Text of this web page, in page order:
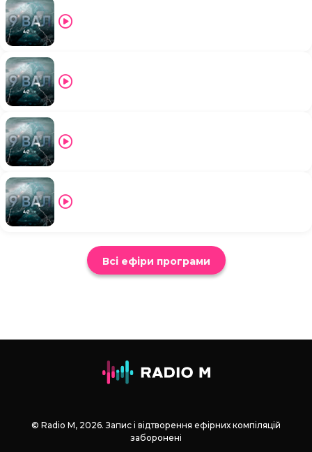
Всі ефіри програми
© Radio М, 2026. Запис і відтворення ефірних компіляцій
заборонені